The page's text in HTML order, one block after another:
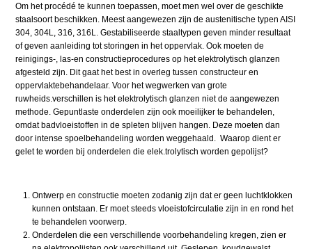
Om het procédé te kunnen toepassen, moet men wel over de geschikte
staalsoort beschikken. Meest aangewezen zijn de austenitische typen AISI
304, 304L, 316, 316L. Gestabiliseerde staaltypen geven minder resultaat
of geven aanleiding tot storingen in het oppervlak. Ook moeten de
reinigings-, las-en constructieprocedures op het elektrolytisch glanzen
afgesteld zijn. Dit gaat het best in overleg tussen constructeur en
oppervlaktebehandelaar. Voor het wegwerken van grote
ruwheids.verschillen is het elektrolytisch glanzen niet de aangewezen
methode. Gepuntlaste onderdelen zijn ook moeilijker te behandelen,
omdat badvloeistoffen in de spleten blijven hangen. Deze moeten dan
door intense spoelbehandeling worden weggehaald. Waarop dient er
gelet te worden bij onderdelen die elek.trolytisch worden gepolijst?
Ontwerp en constructie moeten zodanig zijn dat er geen luchtklokken
kunnen ontstaan. Er moet steeds vloeistofcirculatie zijn in en rond het
te behandelen voorwerp.
Onderdelen die een verschillende voorbehandeling kregen, zien er